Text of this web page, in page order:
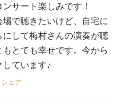
サート楽しみです！
場で聴きたいけど、自宅に
にして梅村さんの演奏が聴
もとても幸せです。今から
しています♪
シェア